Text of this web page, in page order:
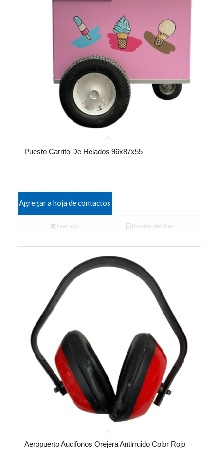
Puesto Carrito De Helados 96x87x55
Agregar a hoja de contactos
Leer más Mostrar detalles
Aeropuerto Audifonos Orejera Antirruido Color Rojo